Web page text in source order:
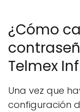
¿Cómo
Telmex
Una vez que
configuración